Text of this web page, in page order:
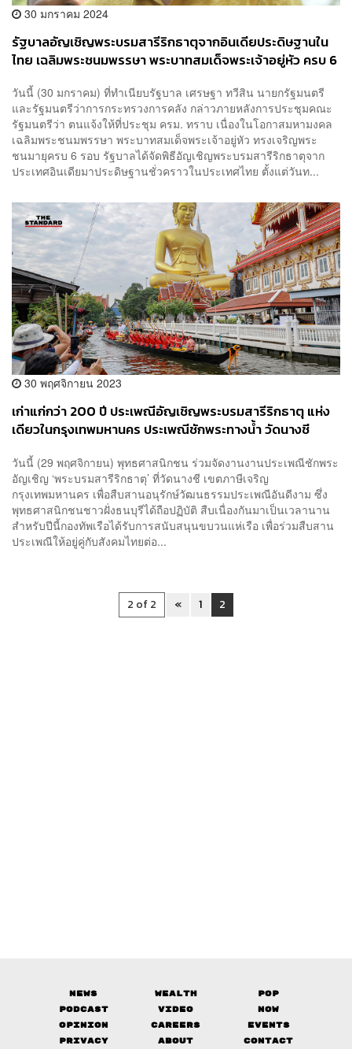
30 มกราคม 2024
รัฐบาลอัญเชิญพระบรมสารีริกธาตุจากอินเดียประดิษฐานใน
ไทย เฉลิมพระชนมพรรษา พระบาทสมเด็จพระเจ้าอยู่หัว ครบ 6
วันนี้ (30 มกราคม) ที่ทำเนียบรัฐบาล เศรษฐา ทวีสิน นายกรัฐมนตรี
และรัฐมนตรีว่าการกระทรวงการคลัง กล่าวภายหลังการประชุมคณะ
รัฐมนตรีว่า ตนแจ้งให้ที่ประชุม ครม. ทราบ เนื่องในโอกาสมหามงคล
เฉลิมพระชนมพรรษา พระบาทสมเด็จพระเจ้าอยู่หัว ทรงเจริญพระ
ชนมายุครบ 6 รอบ รัฐบาลได้จัดพิธีอัญเชิญพระบรมสารีริกธาตุจาก
ประเทศอินเดียมาประดิษฐานชั่วคราวในประเทศไทย ตั้งแต่วันท...
30 พฤศจิกายน 2023
เก่าแก่กว่า 200 ปี ประเพณีอัญเชิญพระบรมสารีริกธาตุ แห่ง
เดียวในกรุงเทพมหานคร ประเพณีชักพระทางน้ำ วัดนางชี
วันนี้ (29 พฤศจิกายน) พุทธศาสนิกชน ร่วมจัดงานงานประเพณีชักพระ
อัญเชิญ ‘พระบรมสารีริกธาตุ’ ที่วัดนางชี เขตภาษีเจริญ
กรุงเทพมหานคร เพื่อสืบสานอนุรักษ์วัฒนธรรมประเพณีอันดีงาม ซึ่ง
พุทธศาสนิกชนชาวฝั่งธนบุรีได้ถือปฏิบัติ สืบเนื่องกันมาเป็นเวลานาน
สำหรับปีนี้กองทัพเรือได้รับการสนับสนุนขบวนแห่เรือ เพื่อร่วมสืบสาน
ประเพณีให้อยู่คู่กับสังคมไทยต่อ...
2 of 2 « 1 2
News Wealth
Pop
Podcast
Video
Now
Opinion
Careers
Events
Privacy
About Contact